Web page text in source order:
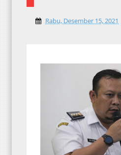
Rabu, Desember 15, 2021